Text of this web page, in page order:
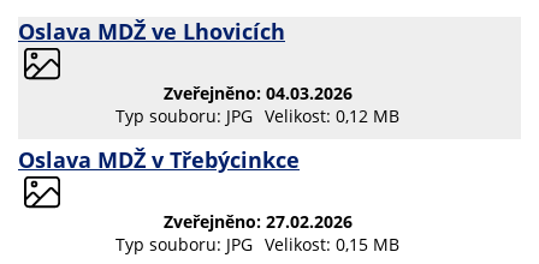
Oslava MDŽ ve Lhovicích
Zveřejněno: 04.03.2026
Typ souboru: JPG Velikost: 0,12 MB
Oslava MDŽ v Třebýcinkce
Zveřejněno: 27.02.2026
Typ souboru: JPG Velikost: 0,15 MB